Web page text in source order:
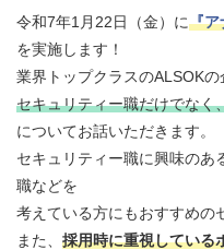
令和7年1月22日（金）に『ア
を実施します！
業界トップクラスのALSOKの
セキュリティー職だけでなく
についてお話いただきます。
セキュリティー職に興味のあ
職などを
考えている方にもおすすめの
また、 採用時に重視している